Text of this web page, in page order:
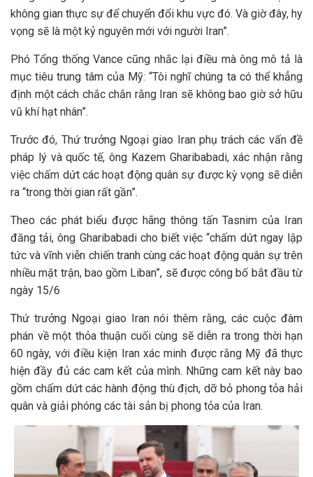
không gian thực sự để chuyển đổi khu vực đó. Và giờ đây, hy
vọng sẽ là một kỷ nguyên mới với người Iran”.
Phó Tổng thống Vance cũng nhắc lại điều mà ông mô tả là
mục tiêu trung tâm của Mỹ: “Tôi nghĩ chúng ta có thể khẳng
định một cách chắc chắn rằng Iran sẽ không bao giờ sở hữu
vũ khí hạt nhân”.
Trước đó, Thứ trưởng Ngoại giao Iran phụ trách các vấn đề
pháp lý và quốc tế, ông Kazem Gharibabadi, xác nhận rằng
việc chấm dứt các hoạt động quân sự được kỳ vọng sẽ diễn
ra “trong thời gian rất gần”.
Theo các phát biểu được hãng thông tấn Tasnim của Iran
đăng tải, ông Gharibabadi cho biết việc “chấm dứt ngay lập
tức và vĩnh viễn chiến tranh cùng các hoạt động quân sự trên
nhiều mặt trận, bao gồm Liban”, sẽ được công bố bắt đầu từ
ngày 15/6
Thứ trưởng Ngoại giao Iran nói thêm rằng, các cuộc đàm
phán về một thỏa thuận cuối cùng sẽ diễn ra trong thời hạn
60 ngày, với điều kiện Iran xác minh được rằng Mỹ đã thực
hiện đầy đủ các cam kết của mình. Những cam kết này bao
gồm chấm dứt các hành động thù địch, dỡ bỏ phong tỏa hải
quân và giải phóng các tài sản bị phong tỏa của Iran.